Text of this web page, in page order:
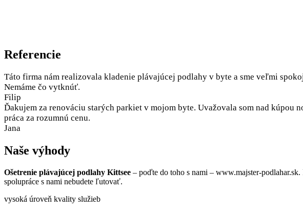
Referencie
Táto firma nám realizovala kladenie plávajúcej podlahy v byte a sme veľmi
Nemáme čo vytknúť.
Filip
Ďakujem za renováciu starých parkiet v mojom byte. Uvažovala som nad kúpou
práca za rozumnú cenu.
Jana
Naše výhody
Ošetrenie plávajúcej podlahy Kittsee – poďte do toho s nami – www.majster-
spolupráce s nami nebudete ľutovať.
vysoká úroveň kvality služieb